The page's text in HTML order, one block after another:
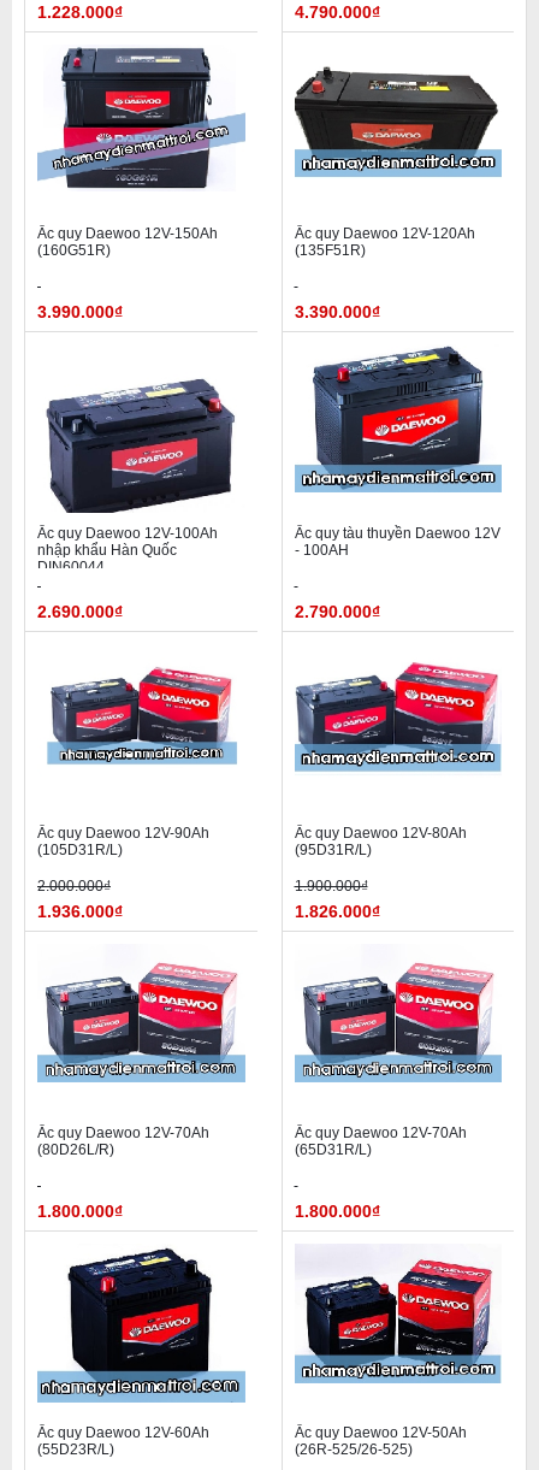
1.228.000₫ 4.790.000₫
Ắc quy Daewoo 12V-150Ah
(160G51R)
3.990.000₫
Ắc quy Daewoo 12V-120Ah
(135F51R)
3.390.000₫
Ắc quy Daewoo 12V-100Ah
nhập khẩu Hàn Quốc
DIN60044
2.690.000₫
Ắc quy tàu thuyền Daewoo 12V
- 100AH
2.790.000₫
Ắc quy Daewoo 12V-90Ah
(105D31R/L)
2.000.000₫
1.936.000₫
Ắc quy Daewoo 12V-80Ah
(95D31R/L)
1.900.000₫
1.826.000₫
Ắc quy Daewoo 12V-70Ah
(80D26L/R)
1.800.000₫
Ắc quy Daewoo 12V-70Ah
(65D31R/L)
1.800.000₫
Ắc quy Daewoo 12V-60Ah
(55D23R/L)
Ắc quy Daewoo 12V-50Ah
(26R-525/26-525)